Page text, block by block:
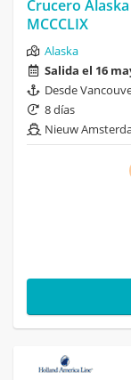
Crucero
MCCCLIX
Alaska
Salida el 16
Desde
8 días
Nieuw